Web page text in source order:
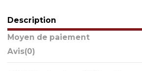
Description
Moyen de paiement
Avis(0)